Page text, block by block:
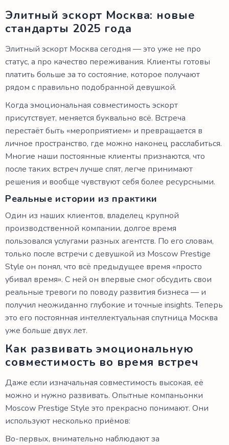
Элитный эскорт Москва: новые
стандарты 2025 года
Элитный эскорт Москва сегодня — это уже не про
статус, а про качество переживания. Клиенты готовы
платить больше за то состояние, которое получают
рядом с правильно подобранной девушкой.
Когда эмоциональная совместимость эскорт
присутствует, меняется буквально всё. Встреча
перестаёт быть «мероприятием» и превращается в
личное пространство, где можно наконец расслабиться.
Многие наши постоянные клиенты признаются, что
после таких встреч лучше спят, легче принимают
решения и вообще чувствуют себя более ресурсными.
Реальные истории из практики
Один из наших клиентов, владелец крупной
производственной компании, долгое время
пользовался услугами разных агентств. По его словам,
только после встречи с девушкой из Moscow Prestige
Style он понял, что всё предыдущее время «просто
убивал время». С ней он впервые смог обсудить свои
реальные тревоги по поводу развития бизнеса — и
получил неожиданно глубокие и точные insights. Теперь
это его постоянная интеллектуальная спутница Москва
уже больше двух лет.
Как развивать эмоциональную
совместимость во время встреч
Даже если изначальная совместимость высокая, её
можно и нужно развивать. Опытные компаньонки
Moscow Prestige Style это прекрасно понимают. Они
используют несколько приёмов:
Во-первых, внимательно наблюдают за